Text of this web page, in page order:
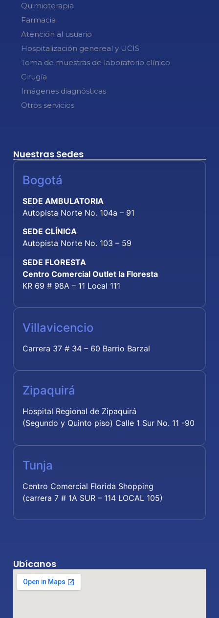
Quimioterapia
Farmacia
Atención al usuario
Hospitalización genereal y UCIS
Toma de muestras de laboratorio clínico
Cirugía
Imágenes diagnósticas
Otros servicios
Nuestras Sedes
Bogotá
SEDE AMBULATORIA
Autopista Norte No. 104a – 91
SEDE CLÍNICA
Autopista Norte No. 103 – 59
SEDE FLORESTA
Centro Comercial Outlet la Floresta
KR 69 # 98A – 11 Local 111
Villavicencio
Carrera 37 # 34 – 60 Barrio Barzal
Zipaquirá
Hospital Regional de Zipaquirá
(Segundo y Quinto piso) Calle 1 Sur No. 11 -90
Tunja
Centro Comercial Florida Shopping
(carrera 7 # 1A SUR – 114 LOCAL 105)
Ubícanos